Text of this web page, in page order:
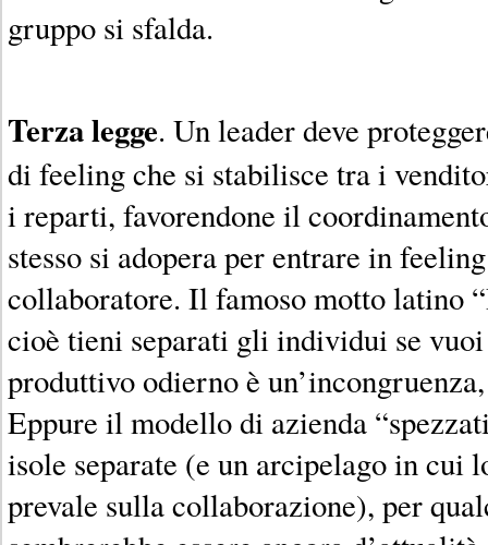
gruppo si sfalda.
Terza legge. Un leader deve
di feeling che si stabilisce tra i
i reparti, favorendone il
stesso si adopera per entrare in
collaboratore. Il famoso motto latino
cioè tieni separati gli individui se
produttivo odierno è
Eppure il modello di azienda
isole separate (e un arcipelago in cui
prevale sulla collaborazione), per